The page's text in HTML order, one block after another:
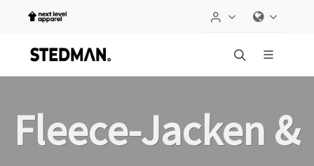
Fleece-Jacken &